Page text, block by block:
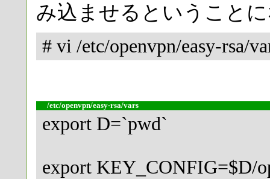
み込ませるということ
# vi /etc/openvpn/easy-rsa/
/etc/openvpn/easy-rsa/vars
export D=`pwd`
export KEY_CONFIG=$D/